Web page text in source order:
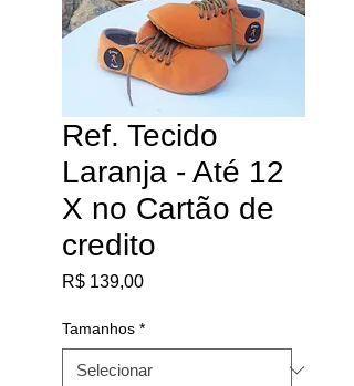
Ref. Tecido
Laranja - Até 12
X no Cartão de
credito
R$ 139,00Preço
Tamanhos *